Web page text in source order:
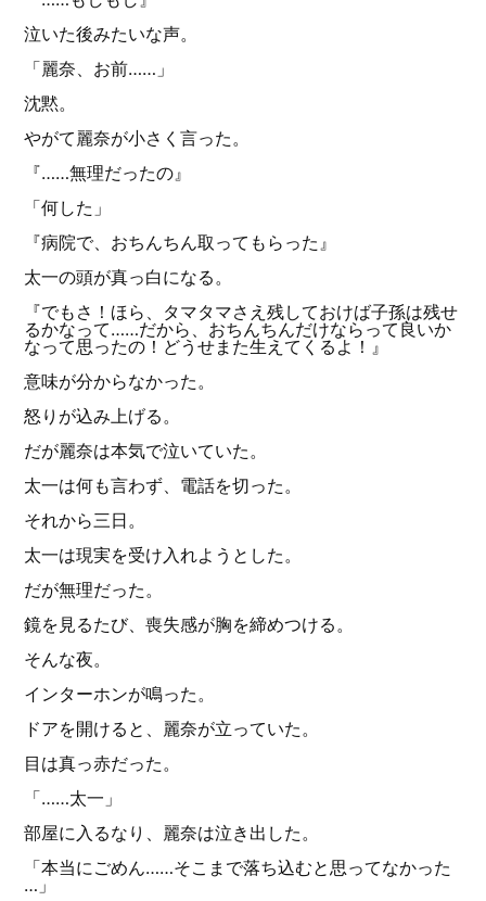
泣いた後みたいな声。
「麗奈、お前……」
沈黙。
やがて麗奈が小さく言った。
『……無理だったの』
「何した」
『病院で、おちんちん取ってもらった』
太一の頭が真っ白になる。
『でもさ！ほら、タマタマさえ残しておけば子孫は残せ
るかなって……だから、おちんちんだけならって良いか
なって思ったの！どうせまた生えてくるよ！』
意味が分からなかった。
怒りが込み上げる。
だが麗奈は本気で泣いていた。
太一は何も言わず、電話を切った。
それから三日。
太一は現実を受け入れようとした。
だが無理だった。
鏡を見るたび、喪失感が胸を締めつける。
そんな夜。
インターホンが鳴った。
ドアを開けると、麗奈が立っていた。
目は真っ赤だった。
「……太一」
部屋に入るなり、麗奈は泣き出した。
「本当にごめん……そこまで落ち込むと思ってなかった
…」